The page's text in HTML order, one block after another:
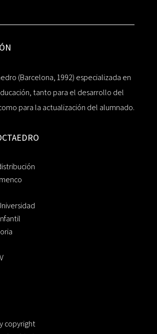
(Barcelona, 1992) especializada en
tanto para el desarrollo del
para la actualización del alumnado.
copyright